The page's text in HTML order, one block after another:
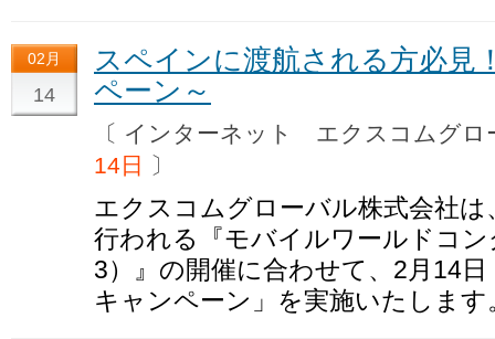
02月
14
スペインに渡航される方必見
ペーン～
〔 インターネット エクスコムグ
14日
〕
エクスコムグローバル株式会社
行われる『モバイルワールドコ
3）』の開催に合わせて、2月14
キャンペーン」を実施いたします